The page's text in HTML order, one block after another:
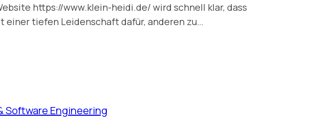
https://www.klein-heidi.de/ wird schnell klar, dass
einer tiefen Leidenschaft dafür, anderen zu…
Software Engineering